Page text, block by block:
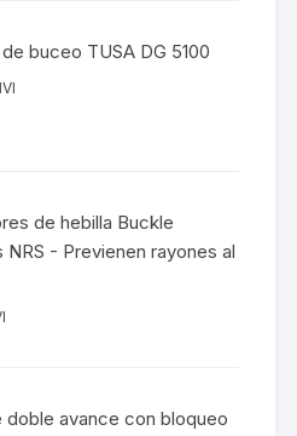
buceo TUSA DG 5100
IVI
de hebilla Buckle
NRS - Previenen rayones al
doble avance con bloqueo